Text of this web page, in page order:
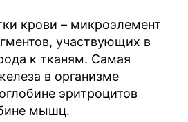
крови – микроэлемент
участвующих в
к тканям. Самая
в организме
эритроцитов
мышц.